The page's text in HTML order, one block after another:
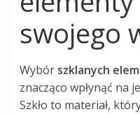
swojego
Wybór szklanych
znacząco wpłynąć na
Szkło to materiał,